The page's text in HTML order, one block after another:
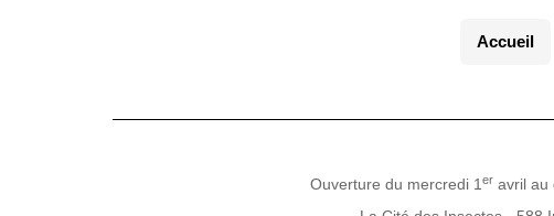
Accueil
Ouverture du mercredi 1 er avril au